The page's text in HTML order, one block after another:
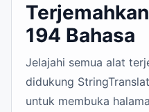
194 Bahasa
Jelajahi semua alat
didukung
untuk membuka